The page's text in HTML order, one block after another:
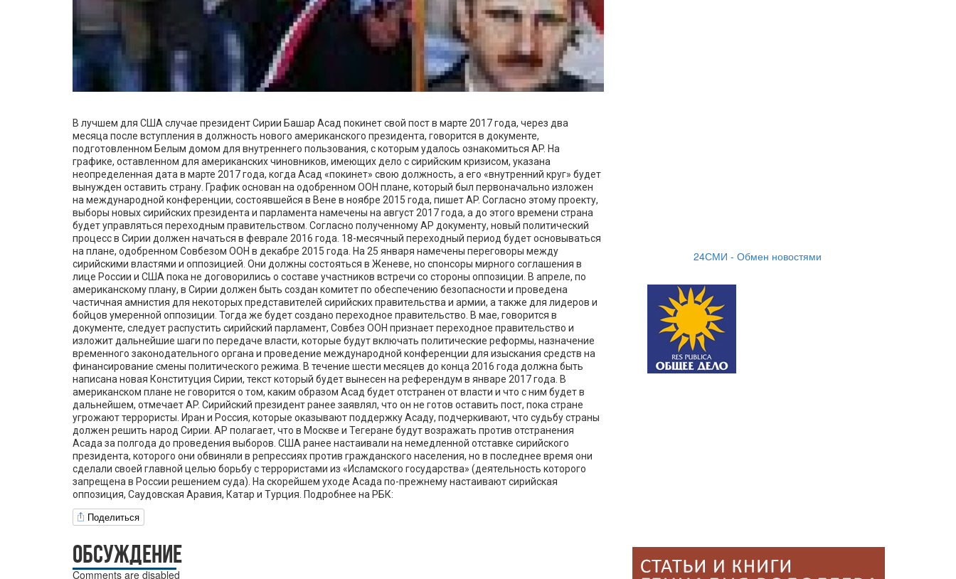
В лучшем для США случае президент Сирии Башар Асад покинет свой пост в марте 2017 года, через два
месяца после вступления в должность нового американского президента, говорится в документе,
подготовленном Белым домом для внутреннего пользования, с которым удалось ознакомиться AP. На
графике, оставленном для американских чиновников, имеющих дело с сирийским кризисом, указана
неопределенная дата в марте 2017 года, когда Асад «покинет» свою должность, а его «внутренний круг» будет
вынужден оставить страну. График основан на одобренном ООН плане, который был первоначально изложен
на международной конференции, состоявшейся в Вене в ноябре 2015 года, пишет АP. Согласно этому проекту,
выборы новых сирийских президента и парламента намечены на август 2017 года, а до этого времени страна
будет управляться переходным правительством. Согласно полученному АР документу, новый политический
процесс в Сирии должен начаться в феврале 2016 года. 18-месячный переходный период будет основываться
на плане, одобренном Совбезом ООН в декабре 2015 года. На 25 января намечены переговоры между
сирийскими властями и оппозицией. Они должны состояться в Женеве, но спонсоры мирного соглашения в
лице России и США пока не договорились о составе участников встречи со стороны оппозиции. В апреле, по
американскому плану, в Сирии должен быть создан комитет по обеспечению безопасности и проведена
частичная амнистия для некоторых представителей сирийских правительства и армии, а также для лидеров и
бойцов умеренной оппозиции. Тогда же будет создано переходное правительство. В мае, говорится в
документе, следует распустить сирийский парламент, Совбез ООН признает переходное правительство и
изложит дальнейшие шаги по передаче власти, которые будут включать политические реформы, назначение
временного законодательного органа и проведение международной конференции для изыскания средств на
финансирование смены политического режима. В течение шести месяцев до конца 2016 года должна быть
написана новая Конституция Сирии, текст который будет вынесен на референдум в январе 2017 года. В
американском плане не говорится о том, каким образом Асад будет отстранен от власти и что с ним будет в
дальнейшем, отмечает AP. Сирийский президент ранее заявлял, что он не готов оставить пост, пока стране
угрожают террористы. Иран и Россия, которые оказывают поддержку Асаду, подчеркивают, что судьбу страны
должен решить народ Сирии. AP полагает, что в Москве и Тегеране будут возражать против отстранения
Асада за полгода до проведения выборов. США ранее настаивали на немедленной отставке сирийского
президента, которого они обвиняли в репрессиях против гражданского населения, но в последнее время они
сделали своей главной целью борьбу с террористами из «Исламского государства» (деятельность которого
запрещена в России решением суда). На скорейшем уходе Асада по-прежнему настаивают сирийская
оппозиция, Саудовская Аравия, Катар и Турция. Подробнее на РБК:
Поделиться
ОБСУЖДЕНИЕ
Comments are disabled
24СМИ - Обмен новостями